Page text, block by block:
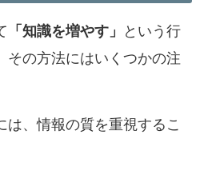
「知識を増やす」
という行
その方法にはいくつかの注
は、情報の質を重視するこ